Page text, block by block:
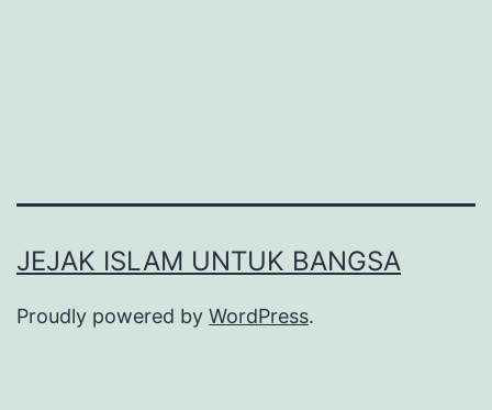
JEJAK ISLAM UNTUK BANGSA
Proudly powered by WordPress.